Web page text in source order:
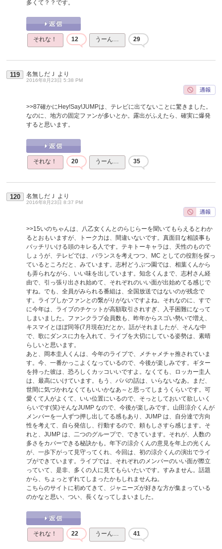
多くて？？です。
それな！ 12 うーん… 29
119 名無しだＪ より
2016年8月23日 5:38 PM
>>87確かにHey!Say!JUMPは、テレビに出てないことに驚きました。
なのに、地方の固定ファンが多いとか。露出がふえたら、確実に爆発
すると思います。
それな！ 20 うーん… 35
120 名無しだＪ より
2016年8月23日 8:37 PM
>>15いのちゃんは、八乙女くんとのらじらーを聞いてもらえるとわか
るとおもいますが、トーク力は、間違いないです。真面目な相談事も
バッチリいける頭のキレる人です。テキトーキャラは、天性のもので
しょうが、テレビでは、バランスを考えつつ、MC としての役割を探っ
ているところだと、みています。志村どうぶつ園では、相葉くんから
も弄られながら、いい味を出しています。知念くんまで、志村さん経
由で、引っ張り出され始めて、それぞれのいい面が出始めてる感じで
すね。でも、全員がみられる番組は、全国放送ではないのが残念で
す。ライブしかファンとの繋がりがないですよね。それなのに、すで
に今年は、ライブのチケットが高額取引されすぎ、入手困難になって
しまいました。ファンクラブ会員数も、昨年からスゴい勢いで増え、
キスマイとほぼ同等(7月現在)だとか。話がそれましたが、そんな中
で、歌にダンスに力を入れて、ライブを大切にしている姿勢は、素晴
らしいと思います。
あと、岡本圭人くんは、今年のライブで、メチャメチャ推されていま
す。今、一番かっこよくなっているので、今後が楽しみです。ギター
を持った彼は、恐ろしくカッコいいですよ。なくても、ロッカー圭人
は、最高にいけています。もう、パパの話は、いらないなあ。まだ、
世間に気づかれなくてもいいかなあ～と思ってしまうくらいです。可
愛くて人がよくて、いい位置にいるので、そっとしておいて欲しいく
らいです(笑)そんなJUMP なので、今後が楽しみです。山田涼介くんが
メンバーを一人ずつ押し出してる感もあり、JUMP は、自分達で方向
性を考えて、自ら発信し、行動するので、頼もしさすら感じます。そ
れと、JUMP は、二つのグループで、できています。それが、人数の
多さをカバーできる秘訣かも。年下の涼介くんの意見を年上の光くん
が、一歩下がって見守ってくれ、今回は、初の涼介くんの演出でライ
ブができています。ライブでは、それぞれのメンバーのいい面が際立
っていて、是非、多くの人に見てもらいたいです。すみません。話題
から、ちょっとずれてしまったかもしれませんね。
こちらのサイトに初めてきて、ジャニーズが好きな方が集まっている
のかなと思い、つい、長くなってしまいました。
それな！ 22 うーん… 41